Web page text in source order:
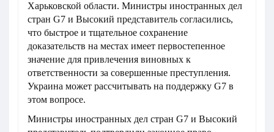
Харьковской области. Министры иностранных дел
стран G7 и Высокий представитель согласились,
что быстрое и тщательное сохранение
доказательств на местах имеет первостепенное
значение для привлечения виновных к
ответственности за совершенные преступления.
Украина может рассчитывать на поддержку G7 в
этом вопросе.
Министры иностранных дел стран G7 и Высокий